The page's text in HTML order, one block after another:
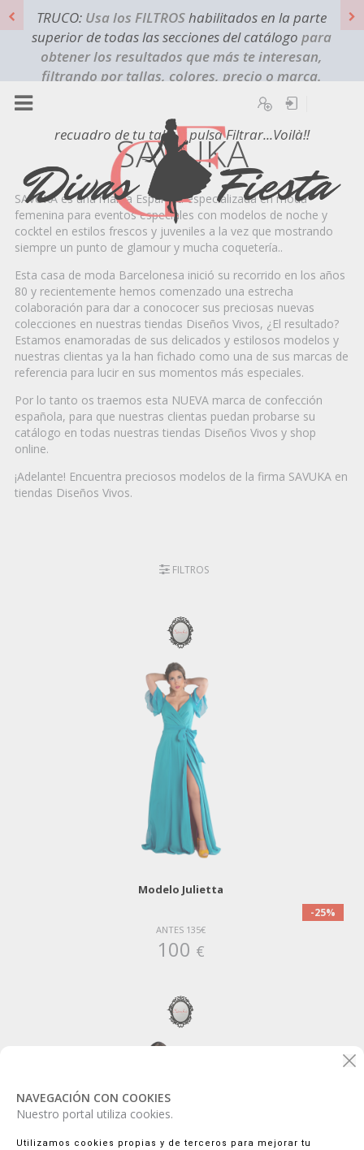
TRUCO: Usa los FILTROShabilitados en la parte
superior de todas las secciones del catálogopara
obtener los resultados que más te interesan,
filtrando por tallas, colores, precio o marca.
¿Quieres que solo te aparezcan los modelos que
sean de la talla "X"? Pulsa en FILTROS, marca el
recuadro de tu talla y pulsa Filtrar...Voilà!!
Iniciar sesión
SAVUKA
SAVUKA es una marca Española especializada en moda
femenina para eventos especiales con modelos de noche y
cocktel en estilos frescos y juveniles a la vez que mostrando
siempre un punto de glamour y mucha coquetería..
Esta casa de moda Barcelonesa inició su recorrido en los años
80 y recientemente hemos comenzado una estrecha
colaboración para dar a conococer sus preciosas nuevas
colecciones en nuestras tiendas Diseños Vivos, ¿El resultado?
Estamos enamoradas de sus delicados y estilosos modelos y
nuestras clientas ya la han fichado como una de sus marcas de
referencia para lucir en sus momentos más especiales.
Por lo tanto os traemos esta NUEVA marca de confección
española, para que nuestras clientas puedan probarse su
catálogo en todas nuestras tiendas Diseños Vivos y shop
online.
¡Adelante! Encuentra preciosos modelos de la firma SAVUKA en
tiendas Diseños Vivos.
FILTROS
Modelo Julietta
-25%
ANTES 135€
100 €
NAVEGACIÓN CON COOKIES
Nuestro portal utiliza cookies.
Utilizamos cookies propias y de terceros para mejorar tu